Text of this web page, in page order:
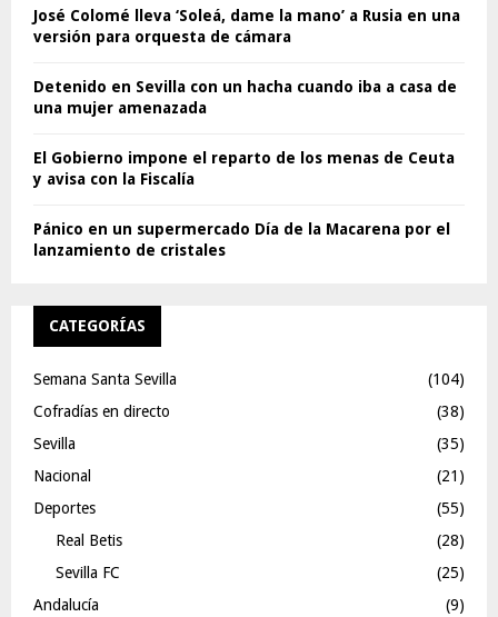
José Colomé lleva ‘Soleá, dame la mano’ a Rusia en una
versión para orquesta de cámara
Detenido en Sevilla con un hacha cuando iba a casa de
una mujer amenazada
El Gobierno impone el reparto de los menas de Ceuta
y avisa con la Fiscalía
Pánico en un supermercado Día de la Macarena por el
lanzamiento de cristales
CATEGORÍAS
Semana Santa Sevilla
(104)
Cofradías en directo
(38)
Sevilla
(35)
Nacional
(21)
Deportes
(55)
Real Betis
(28)
Sevilla FC
(25)
Andalucía
(9)